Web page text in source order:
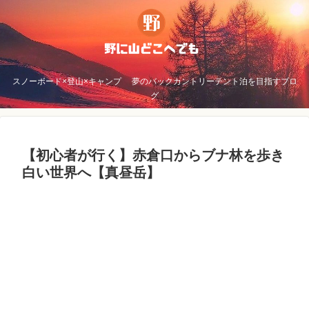
スノーボード×登山×キャンプ 夢のバックカントリーテント泊を目指すブロ
グ
【初心者が行く】赤倉口からブナ林を歩き
白い世界へ【真昼岳】